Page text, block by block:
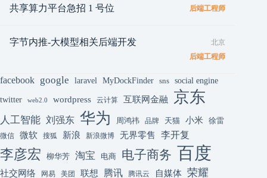
共享算力平台急招 1 号位
后端工程师
字节内推-大模型相关后端开发
北京
后端工程师
facebook google laravel MyDockFinder sns social engine
twitter web2.0 wordpress 云计算 互联网金融 京东
人工智能 刘强东 华为 周鸿祎 品牌 天猫 小米 徐雷
微信 微软 搜狐 新浪 新浪微博 无界零售 李开复
李彦宏 柳华芳 淘宝 电商 电子商务 百度
社交网络 网易 美团 联想 腾讯 腾讯云 自媒体 荣耀